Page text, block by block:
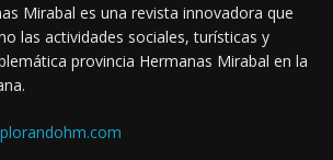
Mirabal es una revista innovadora que
las actividades sociales, turísticas y
provincia Hermanas Mirabal en la